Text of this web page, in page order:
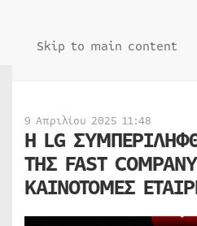
Skip to main content
9 Απριλίου 2025 11:48
Η LG
ΤΗΣ FAST
ΚΑΙΝΟΤΟΜΕΣ